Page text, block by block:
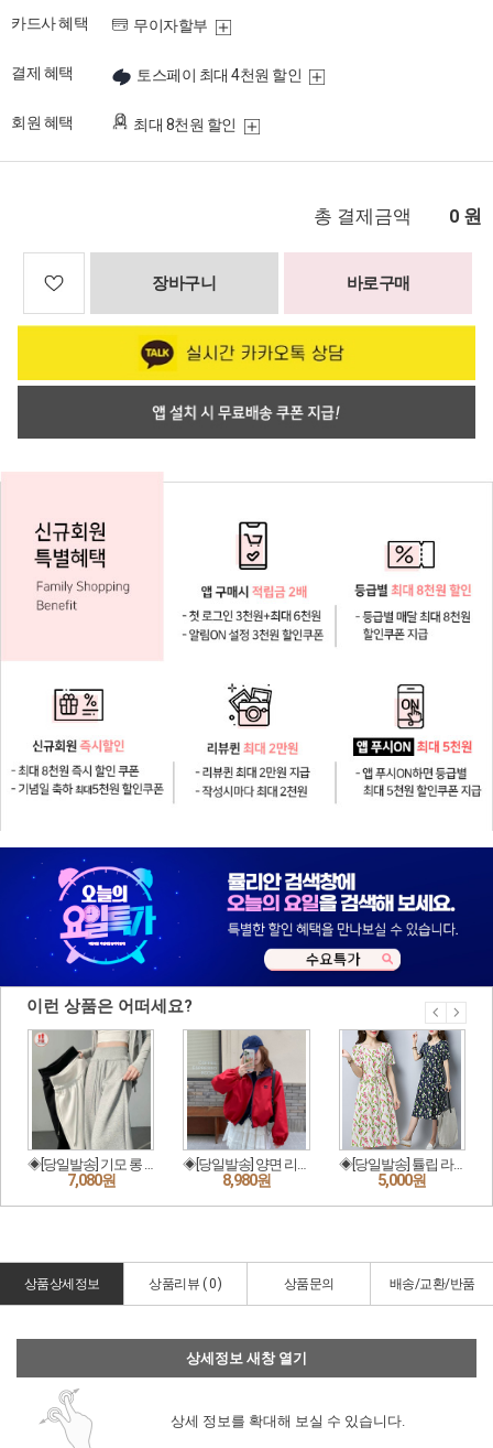
카드사 혜택 무이자할부
결제 혜택 토스페이 최대 4천원 할인
회원 혜택 최대 8천원 할인
총 결제금액 0 원
장바구니 바로구매
상품상세정보 상품리뷰 (0) 상품문의 배송/교환/반품
상세정보 새창 열기
상세 정보를 확대해 보실 수 있습니다.